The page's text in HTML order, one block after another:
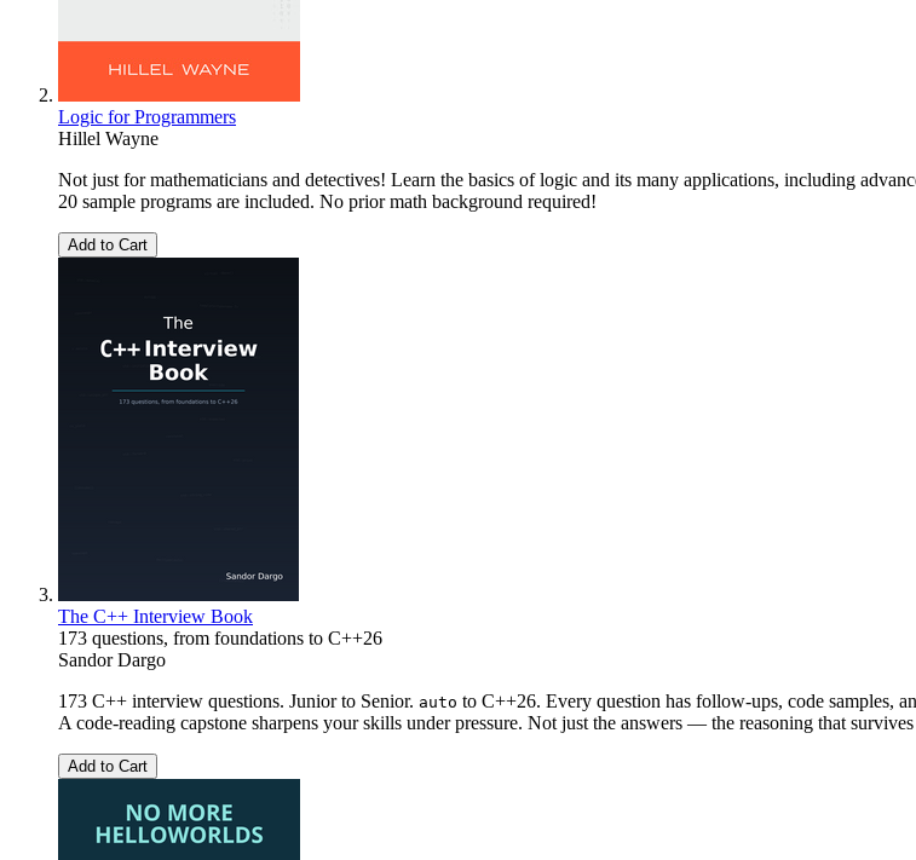
Logic for Programmers
Hillel Wayne
Not just for mathematicians and detectives! Learn the basics of logic and its many applications, including
20 sample programs are included. No prior math background required!
Add to Cart
The C++ Interview Book
173 questions, from foundations to C++26
Sandor Dargo
173 C++ interview questions. Junior to Senior. auto to C++26. Every question has follow-ups, code samples,
A code-reading capstone sharpens your skills under pressure. Not just the answers — the reasoning that
Add to Cart